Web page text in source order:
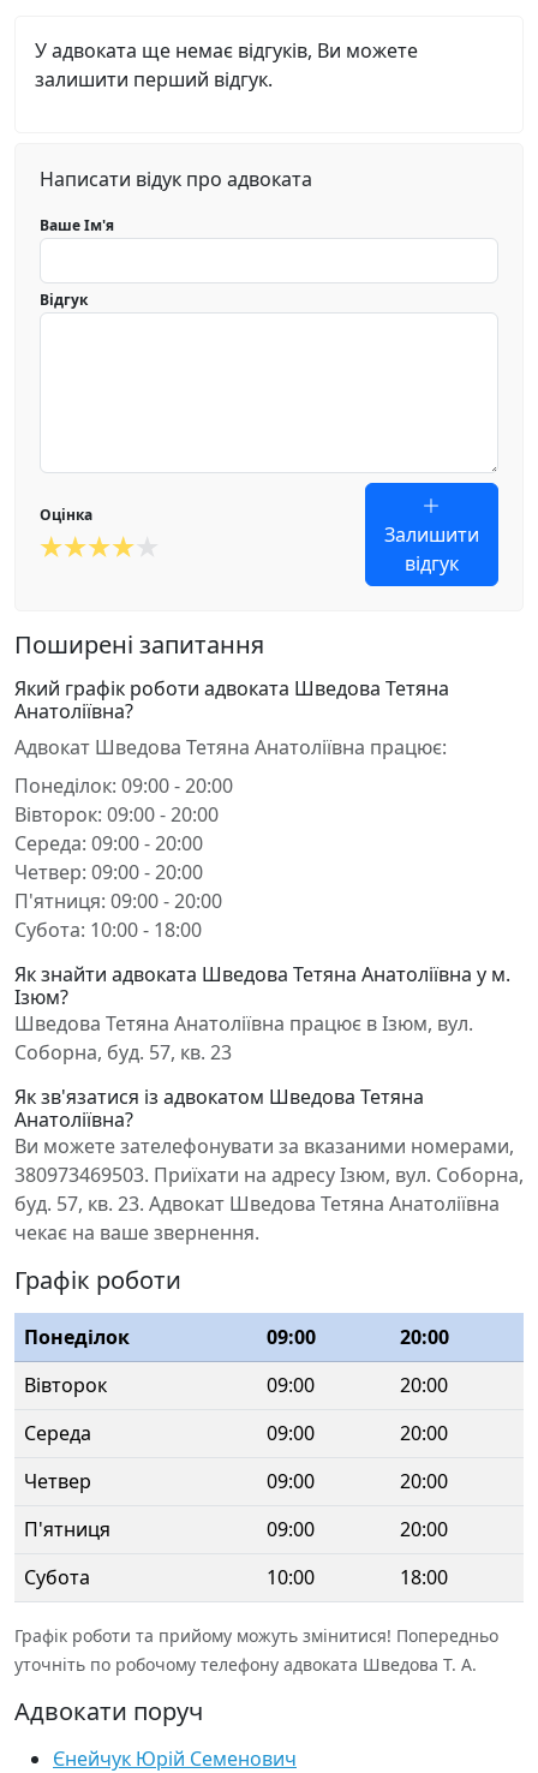
У адвоката ще немає відгуків, Ви можете
залишити перший відгук.
Написати відук про адвоката
Ваше Ім'я
Відгук
Оцінка
Залишити
відгук
Поширені запитання
Який графік роботи адвоката Шведова Тетяна
Анатоліївна?
Адвокат Шведова Тетяна Анатоліївна працює:
Понеділок: 09:00 - 20:00
Вівторок: 09:00 - 20:00
Середа: 09:00 - 20:00
Четвер: 09:00 - 20:00
П'ятниця: 09:00 - 20:00
Субота: 10:00 - 18:00
Як знайти адвоката Шведова Тетяна Анатоліївна у м.
Ізюм?
Шведова Тетяна Анатоліївна працює в Ізюм, вул.
Соборна, буд. 57, кв. 23
Як зв'язатися із адвокатом Шведова Тетяна
Анатоліївна?
Ви можете зателефонувати за вказаними номерами,
380973469503. Приїхати на адресу Ізюм, вул. Соборна,
буд. 57, кв. 23. Адвокат Шведова Тетяна Анатоліївна
чекає на ваше звернення.
Графік роботи
Понеділок 09:00
20:00
Вівторок
09:00
20:00
Середа
09:00
20:00
Четвер
09:00
20:00
П'ятниця
09:00
20:00
Субота
10:00 18:00
Графік роботи та прийому можуть змінитися! Попередньо
уточніть по робочому телефону адвоката Шведова Т. А.
Адвокати поруч
Єнейчук Юрій Семенович